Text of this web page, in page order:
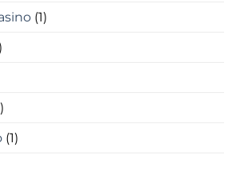
(1)
(1)